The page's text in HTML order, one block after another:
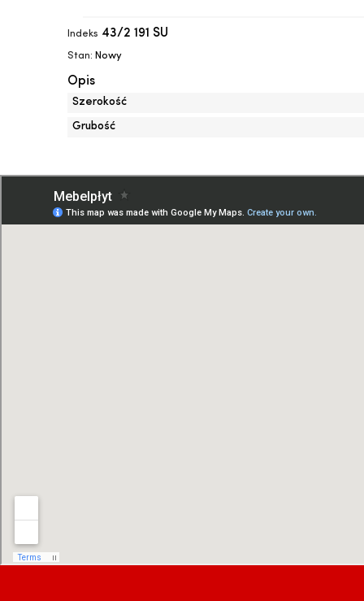
Indeks 43/2 191 SU
Stan: Nowy
Opis
Szerokość
Grubość